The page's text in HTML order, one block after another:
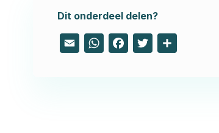
Dit onderdeel delen?
Email WhatsApp
FacebookTwitter